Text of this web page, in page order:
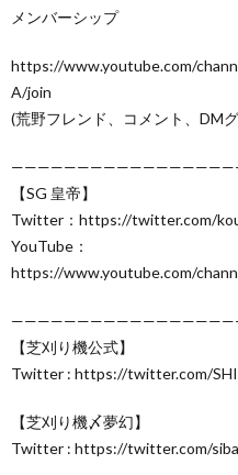
メンバーシップ
https://www.youtube.com/
A/join
(荒野フレンド、コメント、DM
【SG 皇帝】
Twitter：https://twitter.com/
YouTube：
https://www.youtube.com/
【芝刈り機公式】
Twitter : https://twitter.com/
【芝刈り機〆夢幻】
Twitter : https://twitter.com/